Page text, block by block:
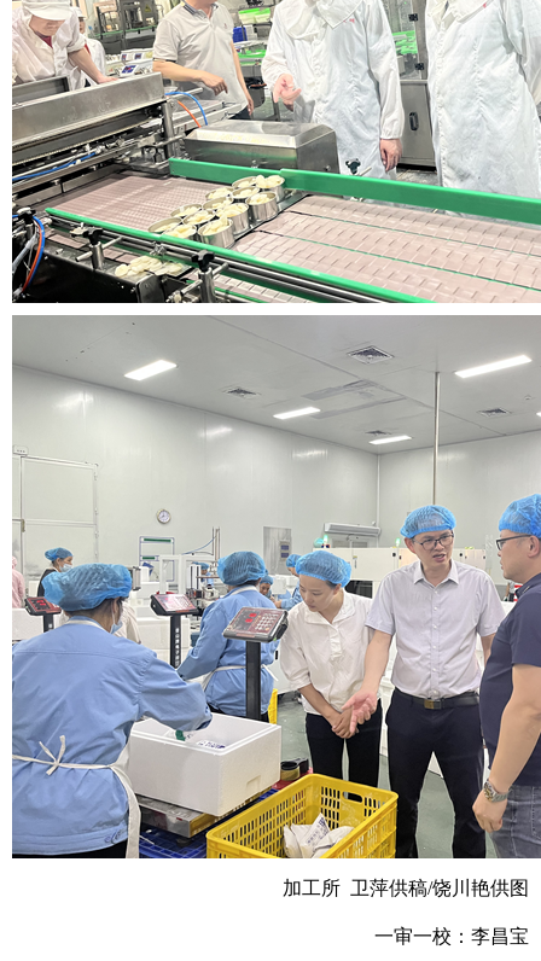
加工所 卫萍供稿/饶川艳供图
一审一校：李昌宝